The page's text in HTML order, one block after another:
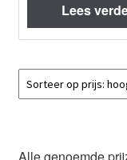
Lees